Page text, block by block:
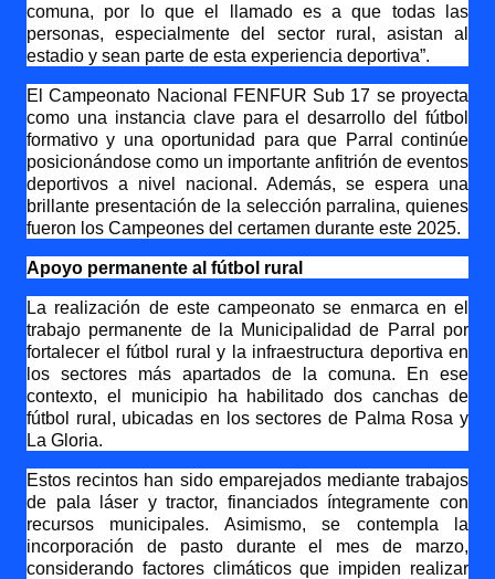
comuna, por lo que el llamado es a que todas las
personas, especialmente del sector rural, asistan al
estadio y sean parte de esta experiencia deportiva”.
El Campeonato Nacional FENFUR Sub 17 se proyecta
como una instancia clave para el desarrollo del fútbol
formativo y una oportunidad para que Parral continúe
posicionándose como un importante anfitrión de eventos
deportivos a nivel nacional. Además, se espera una
brillante presentación de la selección parralina, quienes
fueron los Campeones del certamen durante este 2025.
Apoyo permanente al fútbol rural
La realización de este campeonato se enmarca en el
trabajo permanente de la Municipalidad de Parral por
fortalecer el fútbol rural y la infraestructura deportiva en
los sectores más apartados de la comuna. En ese
contexto, el municipio ha habilitado dos canchas de
fútbol rural, ubicadas en los sectores de Palma Rosa y
La Gloria.
Estos recintos han sido emparejados mediante trabajos
de pala láser y tractor, financiados íntegramente con
recursos municipales. Asimismo, se contempla la
incorporación de pasto durante el mes de marzo,
considerando factores climáticos que impiden realizar